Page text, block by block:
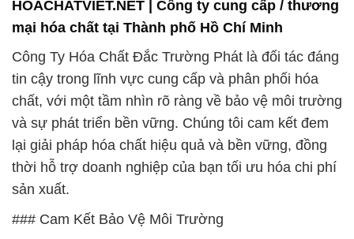
### Cam Kết Bảo Vệ Môi Trường
Chúng tôi tự hào về sứ mệnh bảo vệ môi trường và
đóng góp vào việc duy trì hành tinh lành mạnh cho
thế hệ tương lai. Quy trình sản xuất và cung ứng
của chúng tôi luôn tập trung vào việc giảm thiểu tác
động tiêu cực đến môi trường và duy trì nguyên tắc
phát triển bền vững.
### Chính Sách Giá Linh Hoạt và Chăm Sóc Khách
Hàng Chuyên Nghiệp